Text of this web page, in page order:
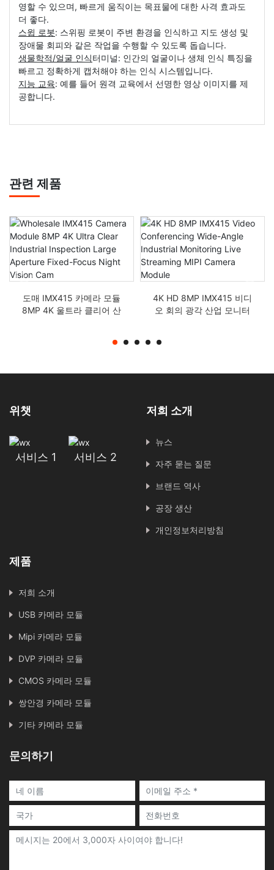
영할 수 있으며, 빠르게 움직이는 목표물에 대한 사격 효과도
더 좋다.
스윕 로봇: 스위핑 로봇이 주변 환경을 인식하고 지도 생성 및
장애물 회피와 같은 작업을 수행할 수 있도록 돕습니다.
생물학적/얼굴 인식터미널: 인간의 얼굴이나 생체 인식 특징을
빠르고 정확하게 캡처해야 하는 인식 시스템입니다.
지능 교육: 예를 들어 원격 교육에서 선명한 영상 이미지를 제
공합니다.
관련 제품
도매 IMX415 카메라 모듈
8MP 4K 울트라 클리어 산
4K HD 8MP IMX415 비디
오 회의 광각 산업 모니터
위챗
서비스 1 서비스 2
저희 소개
뉴스
자주 묻는 질문
브랜드 역사
공장 생산
개인정보처리방침
제품
저희 소개
USB 카메라 모듈
Mipi 카메라 모듈
DVP 카메라 모듈
CMOS 카메라 모듈
쌍안경 카메라 모듈
기타 카메라 모듈
문의하기